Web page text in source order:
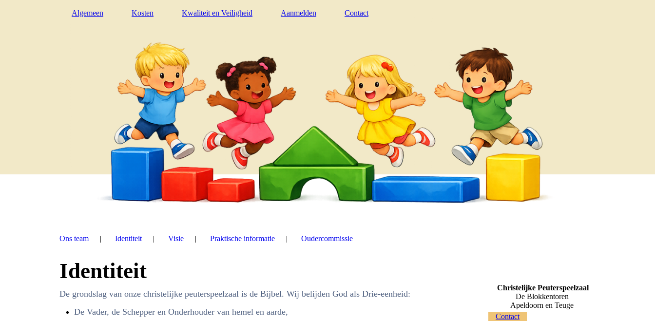
Algemeen Kosten Kwaliteit en Veiligheid Aanmelden Contact
Ons team Identiteit Visie Praktische informatie Oudercommissie
Identiteit
De grondslag van onze christelijke peuterspeelzaal is de Bijbel. Wij belijden God als Drie-eenheid:
De Vader, de Schepper en Onderhouder van hemel en aarde,
Christelijke Peuterspeelzaal
De Blokkentoren
Apeldoorn en Teuge
Contact